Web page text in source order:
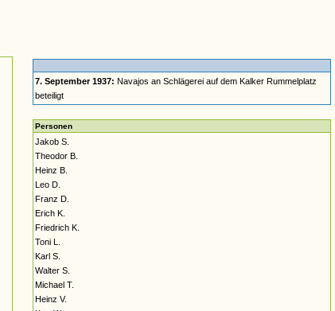
7. September 1937: Navajos an Schlägerei auf dem Kalker Rummelplatz
beteiligt
Personen
Jakob S.
Theodor B.
Heinz B.
Leo D.
Franz D.
Erich K.
Friedrich K.
Toni L.
Karl S.
Walter S.
Michael T.
Heinz V.